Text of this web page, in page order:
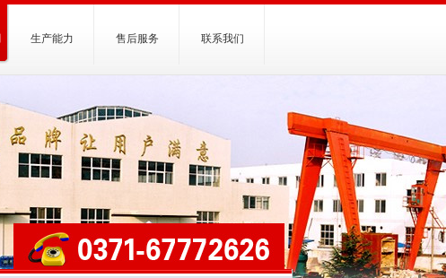
生产能力 售后服务 联系我们